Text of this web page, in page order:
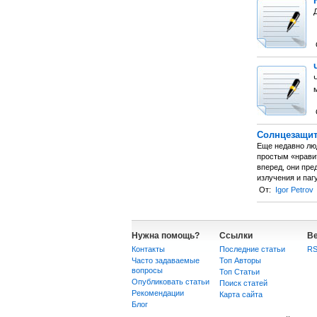
Еще недавно
простым
вперед, они
излучения и
От:
Igor Petrov
Нужна помощь?
Контакты
Часто задаваемые
вопросы
Опубликовать статьи
Рекомендации
Блог
Ссылки
Последние статьи
Топ Авторы
Топ Статьи
Поиск статей
Карта сайта